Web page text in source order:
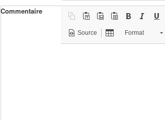
Commentaire
Source Format